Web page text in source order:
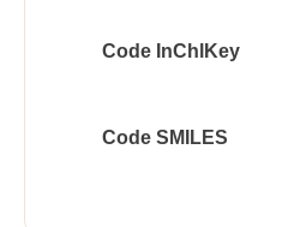
Code InChlKey
Code SMILES